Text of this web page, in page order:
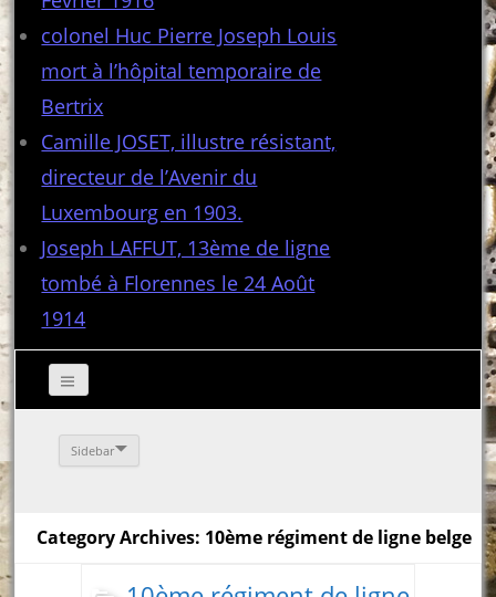
colonel Huc Pierre Joseph Louis
mort à l’hôpital temporaire de
Bertrix
Camille JOSET, illustre résistant,
directeur de l’Avenir du
Luxembourg en 1903.
Joseph LAFFUT, 13ème de ligne
tombé à Florennes le 24 Août
1914
Sidebar
Category Archives: 10ème régiment de ligne belge